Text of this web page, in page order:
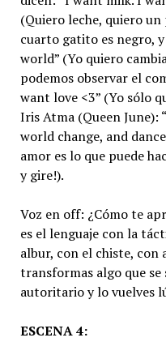
(Quiero leche, quiero
cuarto gatito es negro,
world” (Yo quiero
podemos observar el
want love <3” (Yo sólo
Iris Atma (Queen June):
world change, and
amor es lo que puede
y gire!).
Voz en off: ¿Cómo te
es el lenguaje con la
albur, con el chiste, con
transformas algo que
autoritario y lo vuelves
ESCENA 4: